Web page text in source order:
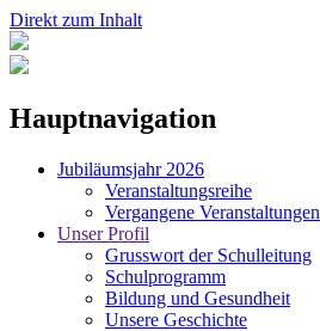
Direkt zum Inhalt
Hauptnavigation
Jubiläumsjahr 2026
Veranstaltungsreihe
Vergangene Veranstaltungen
Unser Profil
Grusswort der Schulleitung
Schulprogramm
Bildung und Gesundheit
Unsere Geschichte